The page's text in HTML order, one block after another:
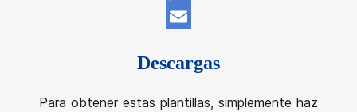
WhatsApp
Descargas
Para obtener estas plantillas, simplemente haz